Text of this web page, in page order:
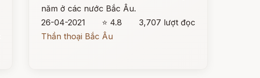
năm ở các nước Bắc Âu.
26-04-2021
⭐ 4.8
3,707 lượt đọc
Thần thoại Bắc Âu